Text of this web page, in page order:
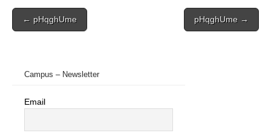
Post
navigation
← pHqghUme pHqghUme →
Campus – Newsletter
Email